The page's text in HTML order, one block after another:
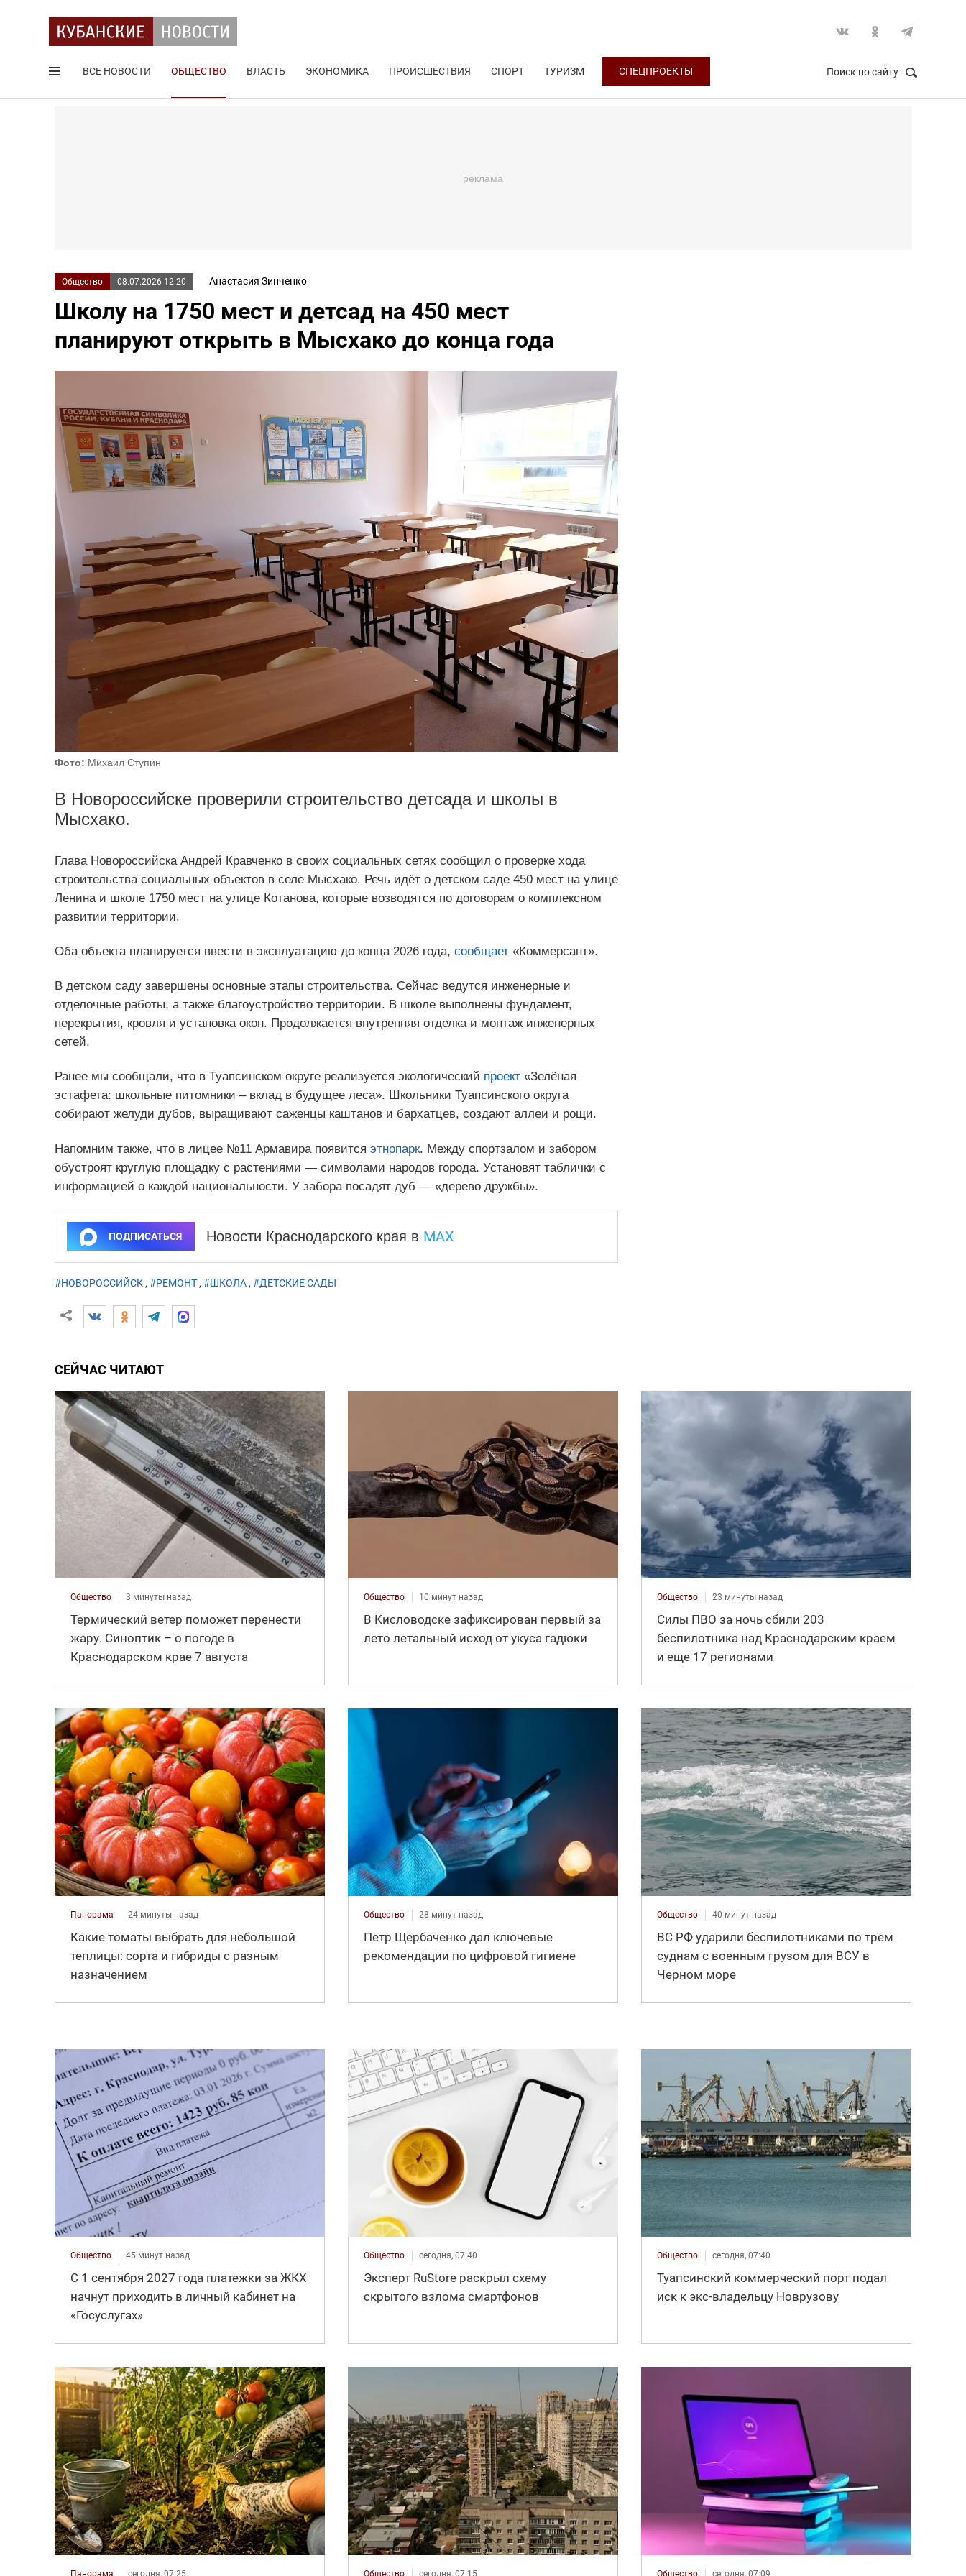
ВСЕ НОВОСТИ ОБЩЕСТВО ВЛАСТЬ ЭКОНОМИКА ПРОИСШЕСТВИЯ СПОРТ ТУРИЗМ СПЕЦПРОЕКТЫ Поиск по сайту
Общество 08.07.2026 12:20 Анастасия Зинченко
Школу на 1750 мест и детсад на 450 мест
планируют открыть в Мысхако до конца года
Фото: Михаил Ступин
В Новороссийске проверили строительство детсада и школы в
Мысхако.
Глава Новороссийска Андрей Кравченко в своих социальных сетях сообщил о проверке хода
строительства социальных объектов в селе Мысхако. Речь идёт о детском саде 450 мест на улице
Ленина и школе 1750 мест на улице Котанова, которые возводятся по договорам о комплексном
развитии территории.
Оба объекта планируется ввести в эксплуатацию до конца 2026 года, сообщает«Коммерсант».
В детском саду завершены основные этапы строительства. Сейчас ведутся инженерные и
отделочные работы, а также благоустройство территории. В школе выполнены фундамент,
перекрытия, кровля и установка окон. Продолжается внутренняя отделка и монтаж инженерных
сетей.
Ранее мы сообщали, что в Туапсинском округе реализуется экологический проект«Зелёная
эстафета: школьные питомники – вклад в будущее леса». Школьники Туапсинского округа
собирают желуди дубов, выращивают саженцы каштанов и бархатцев, создают аллеи и рощи.
Напомним также, что в лицее №11 Армавира появится этнопарк. Между спортзалом и забором
обустроят круглую площадку с растениями — символами народов города. Установят таблички с
информацией о каждой национальности. У забора посадят дуб — «дерево дружбы».
ПОДПИСАТЬСЯ Новости Краснодарского края в MAX
#НОВОРОССИЙСК, #РЕМОНТ, #ШКОЛА, #ДЕТСКИЕ САДЫ
СЕЙЧАС ЧИТАЮТ
Общество 3 минуты назад
Термический ветер поможет перенести
жару. Синоптик – о погоде в
Краснодарском крае 7 августа
Общество 10 минут назад
В Кисловодске зафиксирован первый за
лето летальный исход от укуса гадюки
Общество 23 минуты назад
Силы ПВО за ночь сбили 203
беспилотника над Краснодарским краем
и еще 17 регионами
Панорама 24 минуты назад
Какие томаты выбрать для небольшой
теплицы: сорта и гибриды с разным
назначением
Общество 28 минут назад
Петр Щербаченко дал ключевые
рекомендации по цифровой гигиене
Общество 40 минут назад
ВС РФ ударили беспилотниками по трем
суднам с военным грузом для ВСУ в
Черном море
Общество 45 минут назад
С 1 сентября 2027 года платежки за ЖКХ
начнут приходить в личный кабинет на
«Госуслугах»
Общество сегодня, 07:40
Эксперт RuStore раскрыл схему
скрытого взлома смартфонов
Общество сегодня, 07:40
Туапсинский коммерческий порт подал
иск к экс-владельцу Новрузову
Панорама сегодня, 07:25 Общество сегодня, 07:15 Общество сегодня, 07:09